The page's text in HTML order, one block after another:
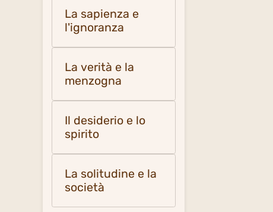
La sapienza e
l'ignoranza
La verità e la
menzogna
Il desiderio e lo
spirito
La solitudine e la
società